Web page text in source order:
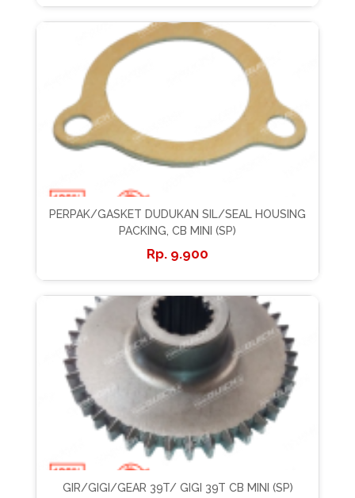
PERPAK/GASKET DUDUKAN SIL/SEAL HOUSING
PACKING, CB MINI (SP)
9.900
GIR/GIGI/GEAR 39T/ GIGI 39T CB MINI (SP)